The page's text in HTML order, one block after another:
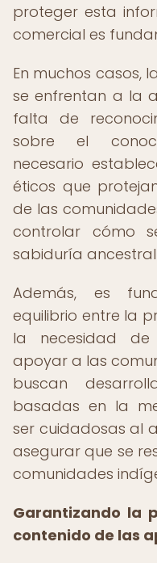
proteger esta
comercial es
En muchos casos,
se enfrentan a la
falta de
sobre el
necesario
éticos que
de las
controlar cómo
sabiduría
Además, es
equilibrio entre la
la necesidad de
apoyar a las
buscan
basadas en la
ser cuidadosas al
asegurar que se
comunidades
Garantizando la
contenido de las